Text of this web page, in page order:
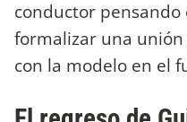
conductor pensando
formalizar una
con la modelo en el